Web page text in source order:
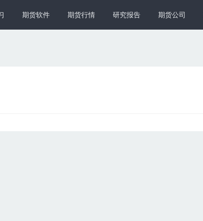
期货软件 期货行情 研究报告 期货公司